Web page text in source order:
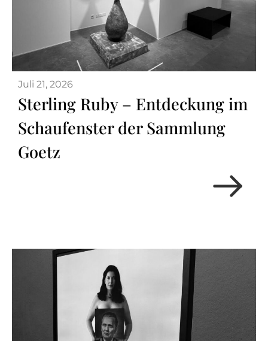
Juli 21, 2026
Sterling Ruby – Entdeckung im
Schaufenster der Sammlung
Goetz